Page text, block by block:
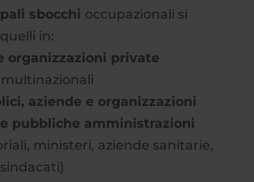
sbocchi occupazionali si
in:
organizzazioni private
aziende e organizzazioni
pubbliche amministrazioni
ministeri, aziende sanitarie,